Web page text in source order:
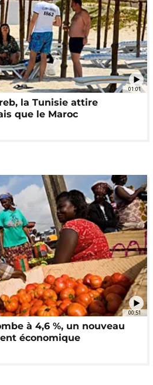
01:01
la Tunisie attire
que le Maroc
00:51
à 4,6 %, un nouveau
économique